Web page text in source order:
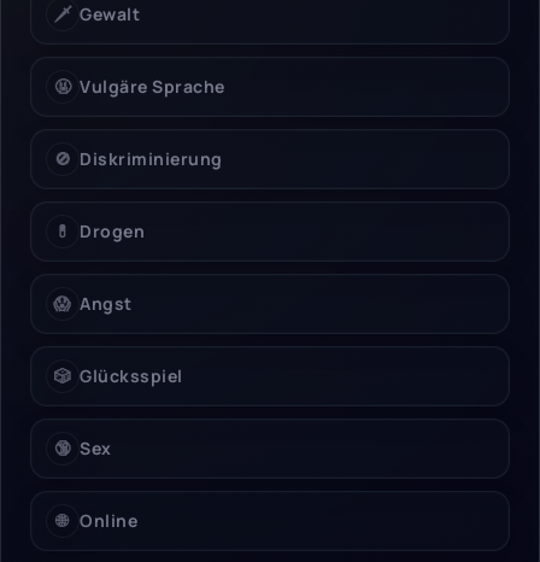
🗡️ Gewalt
🤬 Vulgäre Sprache
🚫 Diskriminierung
💊 Drogen
😱 Angst
🎲 Glücksspiel
🔞 Sex
🌐 Online